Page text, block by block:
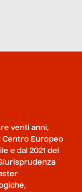
venti anni,
Centro Europeo
e dal 2021 del